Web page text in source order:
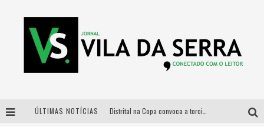
ÚLTIMAS NOTÍCIAS